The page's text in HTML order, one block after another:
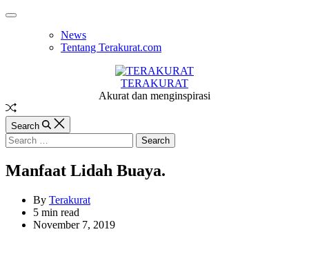
Skip
Off
News
Tentang Terakurat.com
TERAKURAT
Akurat dan menginspirasi
Random
Article
Search
Search
for:
Manfaat Lidah Buaya.
By Terakurat
Estimated
read
5 min read
November 7, 2019